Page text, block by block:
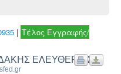
| Τέλος Εγγραφής/
ΕΛΕΥΘΕΡΙΟΣ